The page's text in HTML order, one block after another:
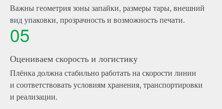
Важны геометрия зоны запайки, размеры тары, внешний
вид упаковки, прозрачность и возможность печати.
05
Оцениваем скорость и логистику
Плёнка должна стабильно работать на скорости линии
и соответствовать условиям хранения, транспортировки
и реализации.